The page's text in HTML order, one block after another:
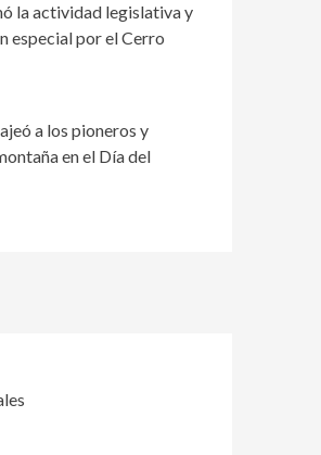
la actividad legislativa y
especial por el Cerro
a los pioneros y
en el Día del